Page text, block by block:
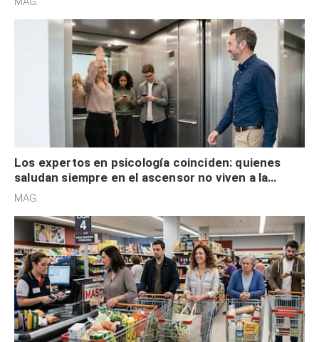
Los expertos en psicología coinciden: quienes
saludan siempre en el ascensor no viven a la
defensiva y tienen apertura social
MAG.